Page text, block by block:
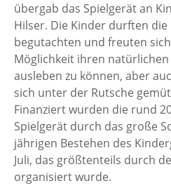
übergab das Spielgerät an
Hilser. Die Kinder durften die
begutachten und freuten
Möglichkeit ihren
ausleben zu können, aber
sich unter der Rutsche
Finanziert wurden die rund
Spielgerät durch das große
jährigen Bestehen des
Juli, das größtenteils durch
organisiert wurde.